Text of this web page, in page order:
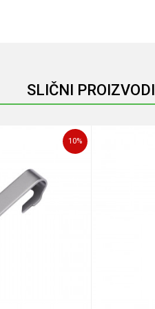
SLIČNI PROIZVODI
10%